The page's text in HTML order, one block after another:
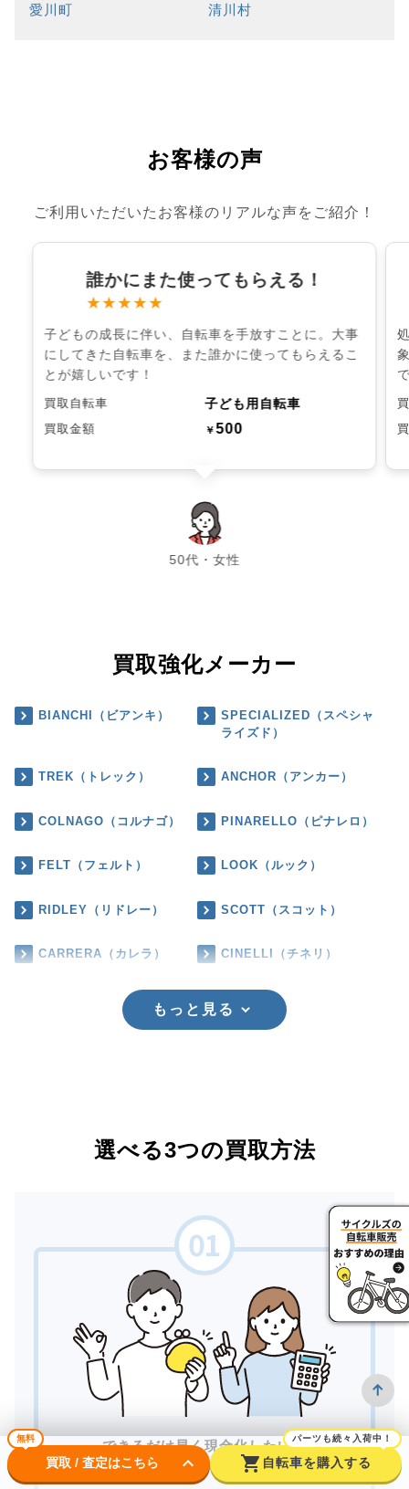
愛川町 清川村
お客様の声
ご利用いただいたお客様のリアルな声をご紹介！
誰かにまた使ってもらえる！
★★★★★
子どもの成長に伴い、自転車を手放すことに。大事
にしてきた自転車を、また誰かに使ってもらえるこ
とが嬉しいです！
買取自転車 子ども用自転車
買取金額 ￥500
50代・女性
chevron_left chevron_right
買取強化メーカー
BIANCHI（ビアンキ）
SPECIALIZED（スペシャ
ライズド）
TREK（トレック） ANCHOR（アンカー）
COLNAGO（コルナゴ） PINARELLO（ピナレロ）
FELT（フェルト） LOOK（ルック）
RIDLEY（リドレー） SCOTT（スコット）
CARRERA（カレラ） CINELLI（チネリ）
もっと見る
選べる3つの買取方法
できるだけ早く現金化したい。
対面で安心して取引したい。
無料
買取 / 査定はこちら keyboard_arrow_down shopping_cart
パーツも続々入荷中！
自転車を購入する